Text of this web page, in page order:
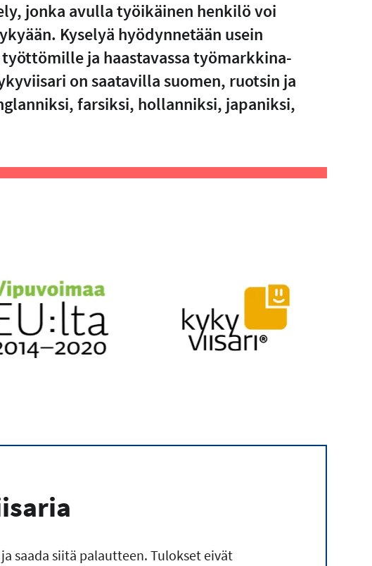
jonka avulla työikäinen henkilö voi
Kyselyä hyödynnetään usein
ja haastavassa työmarkkina-
on saatavilla suomen, ruotsin ja
farsiksi, hollanniksi, japaniksi,
saada siitä palautteen. Tulokset eivät